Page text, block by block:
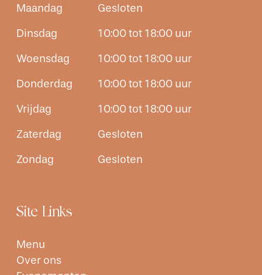
Maandag
Gesloten
Dinsdag
10:00 tot 18:00 uur
Woensdag
10:00 tot 18:00 uur
Donderdag
10:00 tot 18:00 uur
Vrijdag
10:00 tot 18:00 uur
Zaterdag
Gesloten
Zondag
Gesloten
Site Links
Menu
Over ons